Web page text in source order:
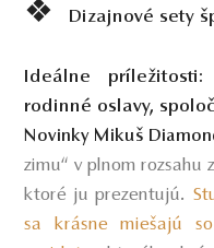
❖ Dizajnové sety
Ideálne príležitosti:
rodinné oslavy,
Novinky Mikuš
zimu“ v plnom rozsahu
ktoré ju prezentujú.
sa krásne miešajú